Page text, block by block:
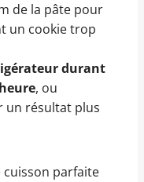
de la pâte pour
un cookie trop
durant
, ou
un résultat plus
parfaite